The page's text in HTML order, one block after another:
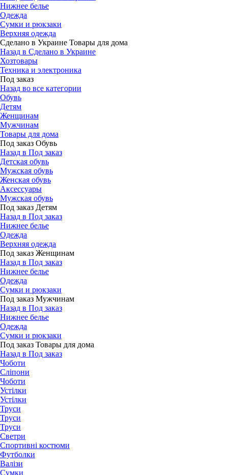
Нижнее белье
Одежда
Сумки и рюкзаки
Верхняя одежда
Сделано в Украине Товары для дома
Назад в Сделано в Украине
Хозтовары
Техника и электроника
Под заказ
Назад во все категории
Обувь
Детям
Женщинам
Мужчинам
Товары для дома
Под заказ Обувь
Назад в Под заказ
Детская обувь
Мужская обувь
Женская обувь
Аксессуары
Мужская обувь
Под заказ Детям
Назад в Под заказ
Нижнее белье
Одежда
Верхняя одежда
Под заказ Женщинам
Назад в Под заказ
Нижнее белье
Одежда
Сумки и рюкзаки
Под заказ Мужчинам
Назад в Под заказ
Нижнее белье
Одежда
Сумки и рюкзаки
Под заказ Товары для дома
Назад в Под заказ
Чоботи
Сліпони
Чоботи
Устілки
Устілки
Труси
Труси
Труси
Светри
Спортивні костюми
Футболки
Валізи
Сумки